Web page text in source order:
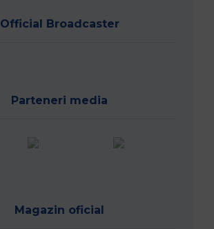
Official Broadcaster
Parteneri media
Magazin oficial